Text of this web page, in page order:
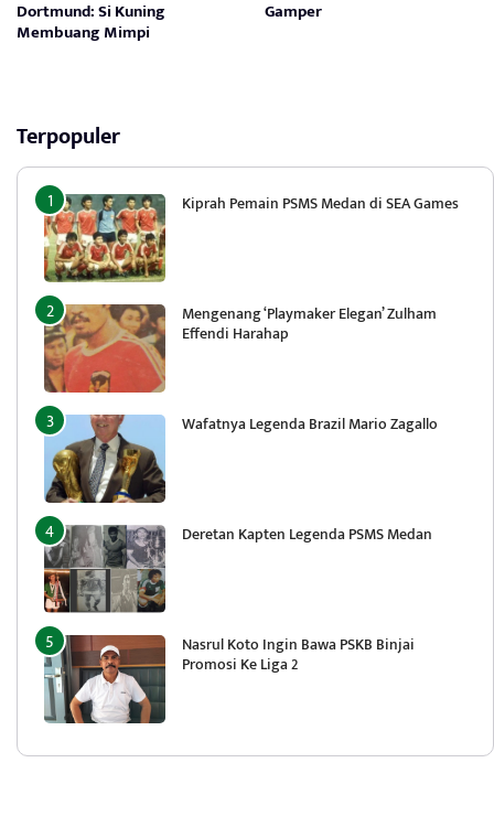
Dortmund: Si Kuning
Membuang Mimpi
Gamper
Terpopuler
Kiprah Pemain PSMS Medan di SEA Games
Mengenang ‘Playmaker Elegan’ Zulham
Effendi Harahap
Wafatnya Legenda Brazil Mario Zagallo
Deretan Kapten Legenda PSMS Medan
Nasrul Koto Ingin Bawa PSKB Binjai
Promosi Ke Liga 2